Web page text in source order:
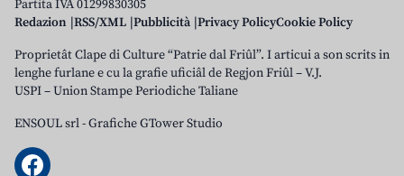
Partita IVA 01299830305
Redazion RSS/XML Pubblicità Privacy PolicyCookie Policy
Proprietât Clape di Culture “Patrie dal Friûl”. I articui a son scrits in
lenghe furlane e cu la grafie uficiâl de Regjon Friûl – V.J.
USPI – Union Stampe Periodiche Taliane
ENSOUL srl-Grafiche GTower Studio